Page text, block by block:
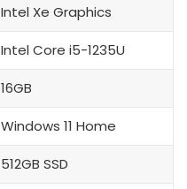
Intel Xe Graphics
Intel Core i5-1235U
16GB
Windows 11 Home
512GB SSD